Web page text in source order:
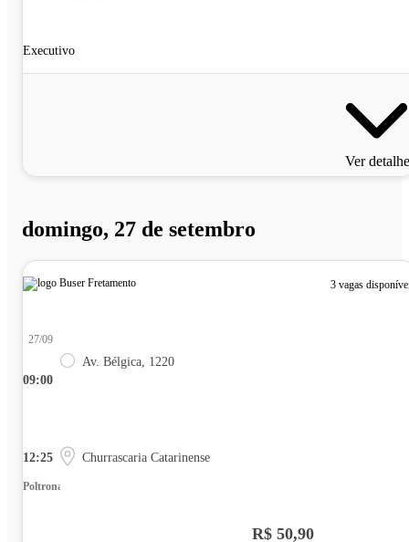
Executivo
Ver
domingo, 27 de setembro
3 vagas
09:00
27/09
Av. Bélgica, 1220
12:25 Churrascaria Catarinense
Poltrona
R$ 50,90